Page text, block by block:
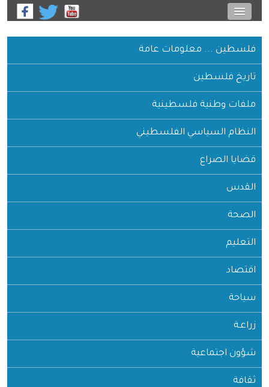
فلسطين ... معلومات عامة
تاريخ فلسطين
ملفات وطنية فلسطينية
النظام السياسي الفلسطيني
قضايا الصراع
القدس
الصحة
التعليم
اقتصاد
سياحة
زراعـة
شؤون اجتماعية
ثقافة